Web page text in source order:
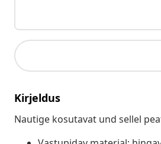
Kirjeldus
Nautige kosutavat und sellel